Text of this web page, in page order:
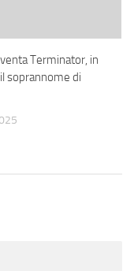
Terminator, in
soprannome di